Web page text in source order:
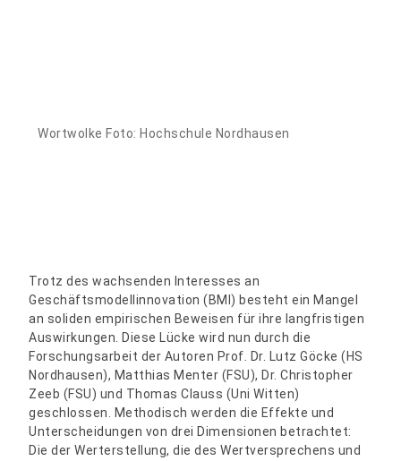
Wortwolke Foto: Hochschule Nordhausen
Trotz des wachsenden Interesses an
Geschäftsmodellinnovation (BMI) besteht ein Mangel
an soliden empirischen Beweisen für ihre langfristigen
Auswirkungen. Diese Lücke wird nun durch die
Forschungsarbeit der Autoren Prof. Dr. Lutz Göcke (HS
Nordhausen), Matthias Menter (FSU), Dr. Christopher
Zeeb (FSU) und Thomas Clauss (Uni Witten)
geschlossen. Methodisch werden die Effekte und
Unterscheidungen von drei Dimensionen betrachtet:
Die der Werterstellung, die des Wertversprechens und